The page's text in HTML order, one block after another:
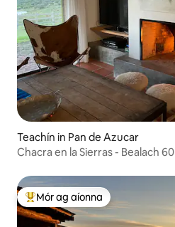
Teachín in Pan de Azucar
Chacra en la Sierras - Bealach 60
An-mhór ag aíonna
Mór ag aíonna